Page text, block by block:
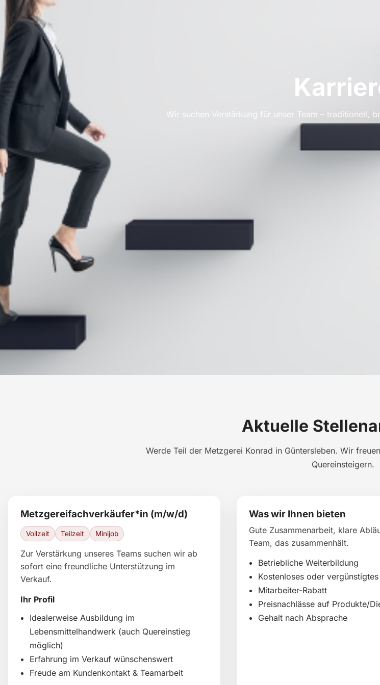
Wir suchen Verstärkung für unser Team – traditionell,
Aktuelle
Werde Teil der Metzgerei Konrad in Güntersleben. Wir
Quereinsteigern.
Metzgereifachverkäufer*in (m/w/d)
Vollzeit Teilzeit Minijob
Zur Verstärkung unseres Teams suchen wir ab
sofort eine freundliche Unterstützung im
Verkauf.
Ihr Profil
Idealerweise Ausbildung im
Lebensmittelhandwerk (auch Quereinstieg
möglich)
Erfahrung im Verkauf wünschenswert
Freude am Kundenkontakt & Teamarbeit
Was wir Ihnen bieten
Gute Zusammenarbeit, klare
Team, das zusammenhält.
Betriebliche Weiterbildung
Kostenloses oder vergünstigtes
Mitarbeiter-Rabatt
Preisnachlässe auf Produkte/
Gehalt nach Absprache